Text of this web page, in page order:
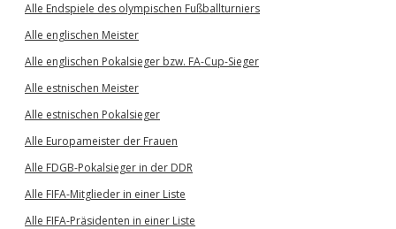
Alle Endspiele des olympischen Fußballturniers
Alle englischen Meister
Alle englischen Pokalsieger bzw. FA-Cup-Sieger
Alle estnischen Meister
Alle estnischen Pokalsieger
Alle Europameister der Frauen
Alle FDGB-Pokalsieger in der DDR
Alle FIFA-Mitglieder in einer Liste
Alle FIFA-Präsidenten in einer Liste